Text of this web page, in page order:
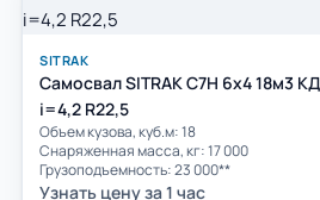
SITRAK
Самосвал SITRAK C7H 6x4 18м3
i=4,2 R22,5
Объем кузова, куб.м: 18
Cнаряженная масса, кг: 17 000
Грузоподъемность: 23 000**
Узнать цену за 1 час